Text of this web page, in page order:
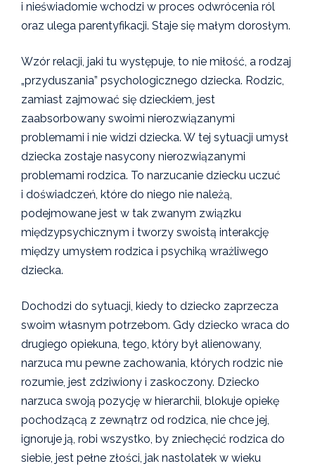
i nieświadomie wchodzi w proces odwrócenia ról
oraz ulega parentyfikacji. Staje się małym dorosłym.
Wzór relacji, jaki tu występuje, to nie miłość, a rodzaj
„przyduszania” psychologicznego dziecka. Rodzic,
zamiast zajmować się dzieckiem, jest
zaabsorbowany swoimi nierozwiązanymi
problemami i nie widzi dziecka. W tej sytuacji umysł
dziecka zostaje nasycony nierozwiązanymi
problemami rodzica. To narzucanie dziecku uczuć
i doświadczeń, które do niego nie należą,
podejmowane jest w tak zwanym związku
międzypsychicznym i tworzy swoistą interakcję
między umysłem rodzica i psychiką wrażliwego
dziecka.
Dochodzi do sytuacji, kiedy to dziecko zaprzecza
swoim własnym potrzebom. Gdy dziecko wraca do
drugiego opiekuna, tego, który był alienowany,
narzuca mu pewne zachowania, których rodzic nie
rozumie, jest zdziwiony i zaskoczony. Dziecko
narzuca swoją pozycję w hierarchii, blokuje opiekę
pochodzącą z zewnątrz od rodzica, nie chce jej,
ignoruje ją, robi wszystko, by zniechęcić rodzica do
siebie, jest pełne złości, jak nastolatek w wieku